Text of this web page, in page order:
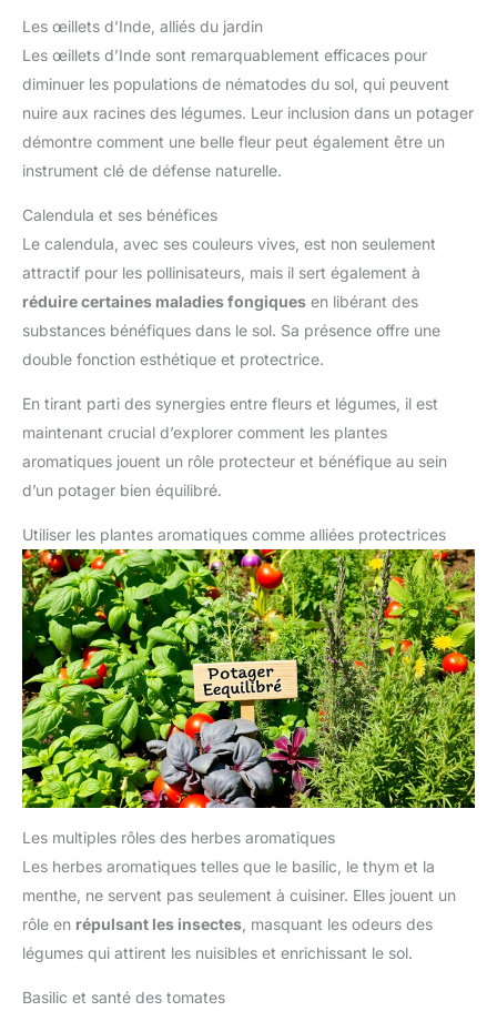
Les œillets d’Inde, alliés du jardin
Les œillets d’Inde sont remarquablement efficaces pour
diminuer les populations de nématodes du sol, qui peuvent
nuire aux racines des légumes. Leur inclusion dans un potager
démontre comment une belle fleur peut également être un
instrument clé de défense naturelle.
Calendula et ses bénéfices
Le calendula, avec ses couleurs vives, est non seulement
attractif pour les pollinisateurs, mais il sert également à
réduire certaines maladies fongiques en libérant des
substances bénéfiques dans le sol. Sa présence offre une
double fonction esthétique et protectrice.
En tirant parti des synergies entre fleurs et légumes, il est
maintenant crucial d’explorer comment les plantes
aromatiques jouent un rôle protecteur et bénéfique au sein
d’un potager bien équilibré.
Utiliser les plantes aromatiques comme alliées protectrices
Les multiples rôles des herbes aromatiques
Les herbes aromatiques telles que le basilic, le thym et la
menthe, ne servent pas seulement à cuisiner. Elles jouent un
rôle en répulsant les insectes , masquant les odeurs des
légumes qui attirent les nuisibles et enrichissant le sol.
Basilic et santé des tomates